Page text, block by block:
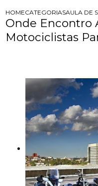
HOMECATEGORIASAULA DE
Onde Encontro
Motociclistas